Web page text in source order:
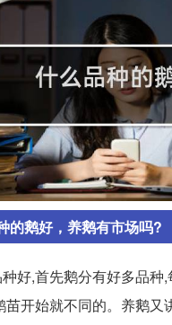
的鹅好，养鹅有市场吗?
好,首先鹅分有好多品种
苗开始就不同的。养鹅又